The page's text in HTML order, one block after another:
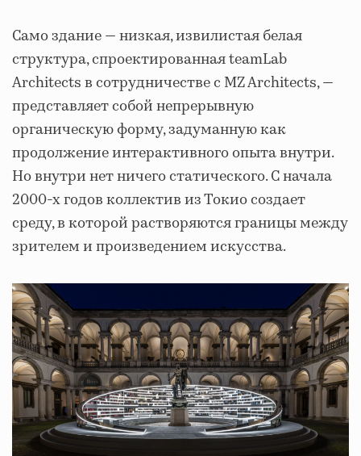
Само здание — низкая, извилистая белая
структура, спроектированная teamLab
Architects в сотрудничестве с MZ Architects, —
представляет собой непрерывную
органическую форму, задуманную как
продолжение интерактивного опыта внутри.
Но внутри нет ничего статического. С начала
2000-х годов коллектив из Токио создает
среду, в которой растворяются границы между
зрителем и произведением искусства.